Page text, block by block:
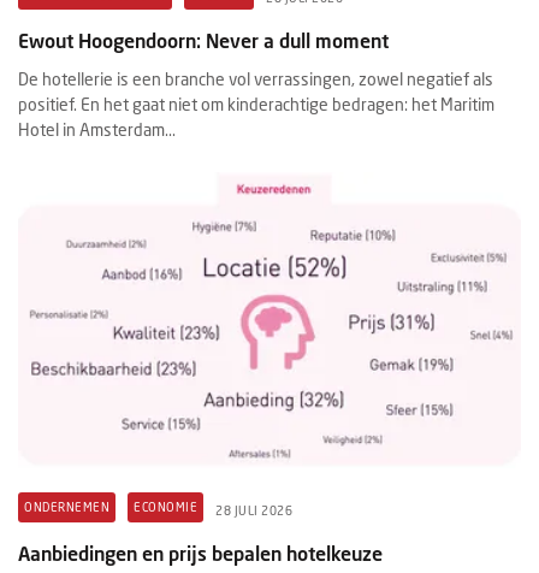
Ewout Hoogendoorn: Never a dull moment
De hotellerie is een branche vol verrassingen, zowel negatief als
positief. En het gaat niet om kinderachtige bedragen: het Maritim
Hotel in Amsterdam...
ONDERNEMEN ECONOMIE 28 JULI 2026
Aanbiedingen en prijs bepalen hotelkeuze